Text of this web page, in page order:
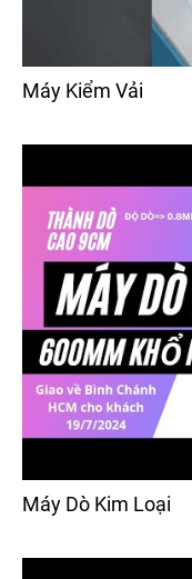
Máy Kiểm Vải
Máy Dò Kim Loại